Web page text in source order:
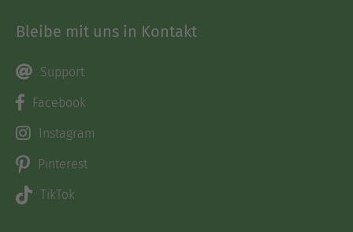
Bleibe mit uns in Kontakt
Support
Facebook
Instagram
Pinterest
TikTok